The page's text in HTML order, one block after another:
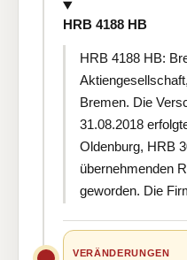
HRB 4188 HB
HRB 4188 HB:
Bremen. Die
31.08.2018
Oldenburg, HRB
übernehmenden
geworden. Die
VERÄNDERUNGEN